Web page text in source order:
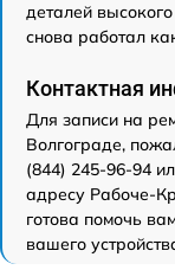
деталей
снова работал
Контактная
Для записи на
Волгограде,
(844) 245-96-94
адресу Рабоче-
готова помочь
вашего